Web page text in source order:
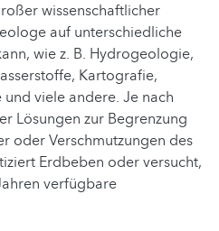
wissenschaftlicher
auf unterschiedliche
wie z. B. Hydrogeologie,
Kartografie,
viele andere. Je nach
Lösungen zur Begrenzung
oder Verschmutzungen des
Erdbeben oder versucht,
verfügbare